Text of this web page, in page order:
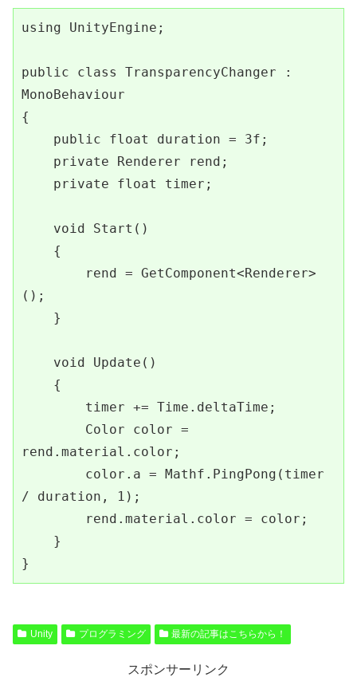
using UnityEngine;
public class TransparencyChanger :
MonoBehaviour
{
();
rend.material.color;
/ duration, 1);
}
Unity プログラミング 最新の記事はこちらから！
スポンサーリンク